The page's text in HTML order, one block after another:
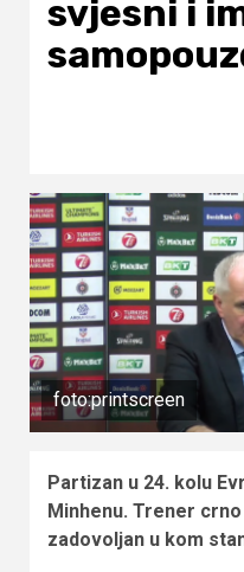
svjesni i
foto:printscreen
Partizan u 24. kolu
Minhenu. Trener
zadovoljan u kom